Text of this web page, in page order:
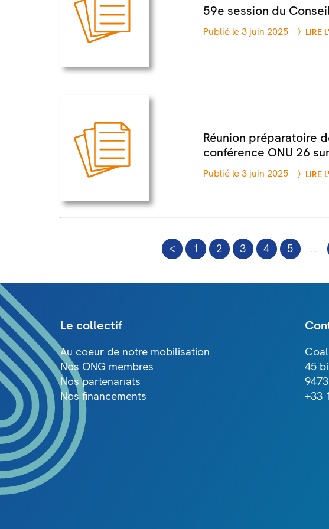
59e session du
Publié le 3 juin 2025 LIRE
Réunion préparatoire
conférence ONU 26
Publié le 3 juin 2025 LIRE
< 1 2 3 4 5 …
Le collectif
Au coeur de notre mobilisation
Nos ONG membres
Nos partenariats
Nos financements
45
+33